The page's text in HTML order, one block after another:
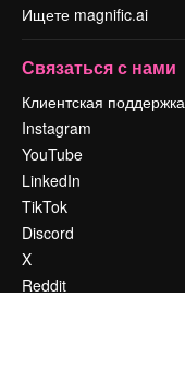
Ищете magnific.ai
Связаться с нами
Клиентская поддержка
Instagram
YouTube
LinkedIn
TikTok
Discord
X
Reddit